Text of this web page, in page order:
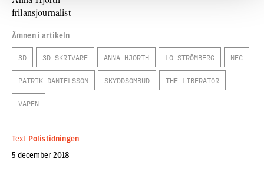
frilansjournalist
Ämnen i artikeln
3D 3D-SKRIVARE ANNA HJORTH LO STRÖMBERG NFC
PATRIK DANIELSSON SKYDDSOMBUD THE LIBERATOR
VAPEN
Text Polistidningen
5 december 2018